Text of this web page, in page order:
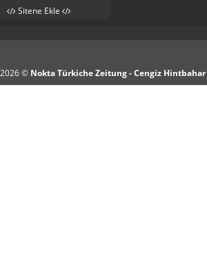
Sitene Ekle
2026 © Nokta Türkiche Zeitung - Cengiz Hintbahar